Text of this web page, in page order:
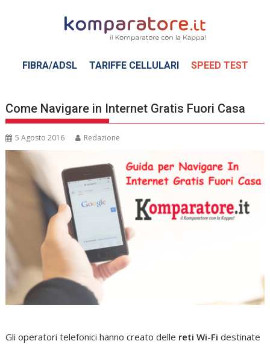
FIBRA/ADSL TARIFFE CELLULARI SPEED TEST
Come Navigare in Internet Gratis Fuori Casa
5 Agosto 2016 Redazione
Gli operatori telefonici hanno creato delle reti Wi-Fi destinate